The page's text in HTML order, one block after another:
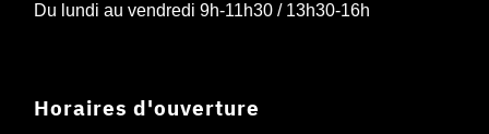
Du lundi au vendredi 9h-11h30 / 13h30-16h
Horaires d'ouverture